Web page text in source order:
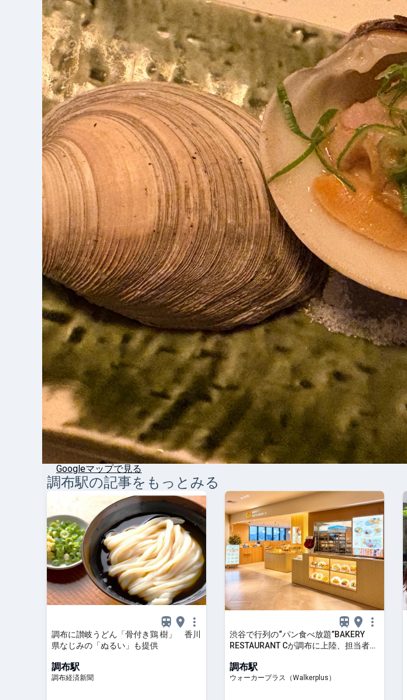
Googleマップで見る
調布駅の記事をもっとみる
調布に讃岐うどん「骨付き鶏 樹」 香川
県なじみの「ぬるい」も提供
調布駅
調布経済新聞
渋谷で行列の“パン食べ放題”BAKERY
RESTAURANT Cが調布に上陸、担当者に
の日も！｜ウォーカープラス
調布駅
ウォーカープラス（Walkerplus）